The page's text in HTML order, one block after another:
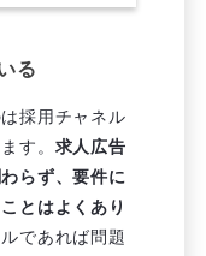
る
採用チャネル
す。 求人広告
らず、要件に
とはよくあり
であれば問題